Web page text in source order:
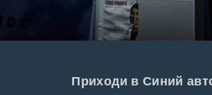
Приходи в Синий